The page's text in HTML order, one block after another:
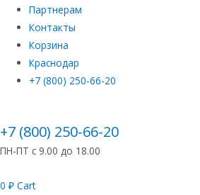
Партнерам
Контакты
Корзина
Краснодар
+7 (800) 250-66-20
+7 (800) 250-66-20
ПН-ПТ с 9.00 до 18.00
0 ₽ Cart